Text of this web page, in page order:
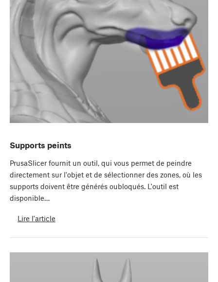
Supports peints
PrusaSlicer fournit un outil, qui vous permet de peindre
directement sur l'objet et de sélectionner des zones, où les
supports doivent être générés oubloqués. L'outil est
disponible…
Lire l'article